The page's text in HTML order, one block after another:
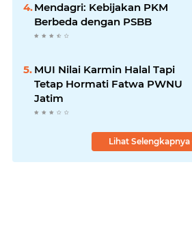
Mendagri: Kebijakan PKM
Berbeda dengan PSBB
MUI Nilai Karmin Halal Tapi
Tetap Hormati Fatwa PWNU
Jatim
Lihat Selengkapnya